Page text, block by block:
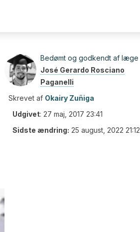
Bedømt og godkendt af læge
José Gerardo Rosciano
Paganelli
Skrevet af Okairy Zuñiga
Udgivet: 27 maj, 2017 23:41
Sidste ændring: 25 august, 2022 21:12